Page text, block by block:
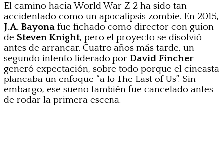
El camino hacia World War Z 2 ha sido tan
accidentado como un apocalipsis zombie. En 2015,
J.A. Bayona fue fichado como director con guion
de Steven Knight, pero el proyecto se disolvió
antes de arrancar. Cuatro años más tarde, un
segundo intento liderado por David Fincher
generó expectación, sobre todo porque el cineasta
planeaba un enfoque “a lo The Last of Us”. Sin
embargo, ese sueño también fue cancelado antes
de rodar la primera escena.